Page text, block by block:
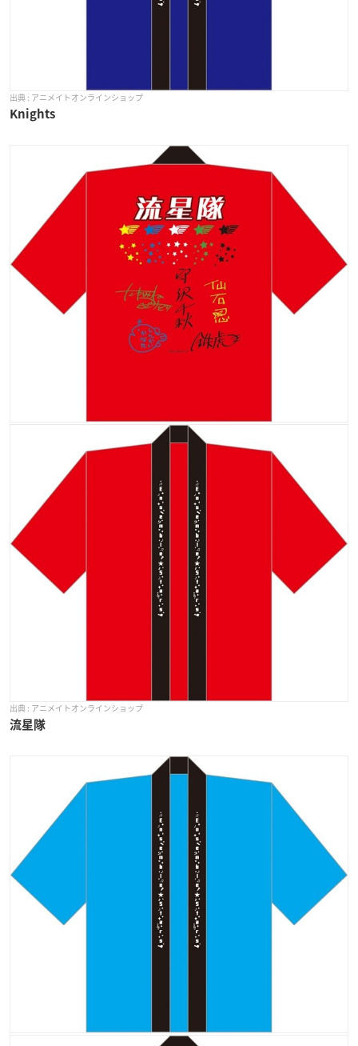
アニメイトオンラインショップ
Knights
アニメイトオンラインショップ
流星隊